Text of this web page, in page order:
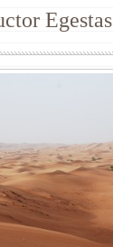
Egestas